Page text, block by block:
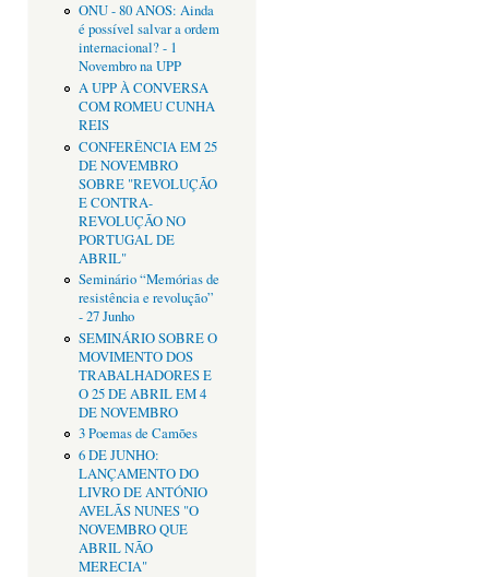
ONU - 80 ANOS: Ainda
é possível salvar a ordem
internacional? - 1
Novembro na UPP
A UPP À CONVERSA
COM ROMEU CUNHA
REIS
CONFERÊNCIA EM 25
DE NOVEMBRO
SOBRE "REVOLUÇÃO
E CONTRA-
REVOLUÇÃO NO
PORTUGAL DE
ABRIL"
Seminário “Memórias de
resistência e revolução”
- 27 Junho
SEMINÁRIO SOBRE O
MOVIMENTO DOS
TRABALHADORES E
O 25 DE ABRIL EM 4
DE NOVEMBRO
3 Poemas de Camões
6 DE JUNHO:
LANÇAMENTO DO
LIVRO DE ANTÓNIO
AVELÃS NUNES "O
NOVEMBRO QUE
ABRIL NÃO
MERECIA"